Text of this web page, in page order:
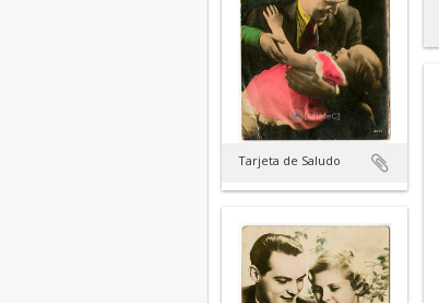
Tarjeta de Saludo